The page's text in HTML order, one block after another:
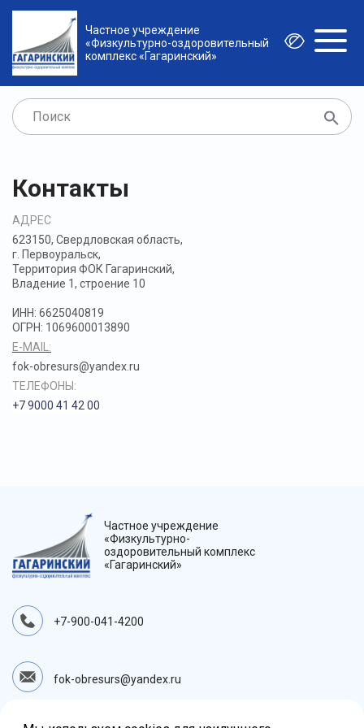
Частное учреждение
«Физкультурно-оздоровительный
комплекс «Гагаринский»
Контакты
АДРЕС
623150, Свердловская область,
г. Первоуральск,
Территория ФОК Гагаринский,
Владение 1, строение 10
ИНН: 6625040819
ОГРН: 1069600013890
E-MAIL:
fok-obresurs@yandex.ru
ТЕЛЕФОНЫ:
+7 9000 41 42 00
Частное учреждение
«Физкультурно-
оздоровительный комплекс
«Гагаринский»
+7-900-041-4200
fok-obresurs@yandex.ru
623116, Свердловская область,